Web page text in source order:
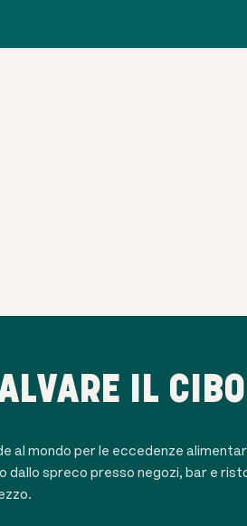
IL CIBO
al mondo per le eccedenze
dallo spreco presso negozi, bar e